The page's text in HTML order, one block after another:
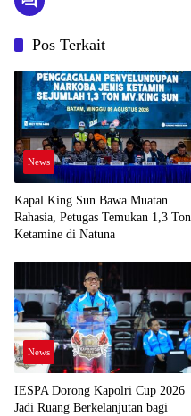
Pos Terkait
News
Kapal King Sun Bawa Muatan
Rahasia, Petugas Temukan 1,3 Ton
Ketamine di Natuna
News
IESPA Dorong Kapolri Cup 2026
Jadi Ruang Berkelanjutan bagi